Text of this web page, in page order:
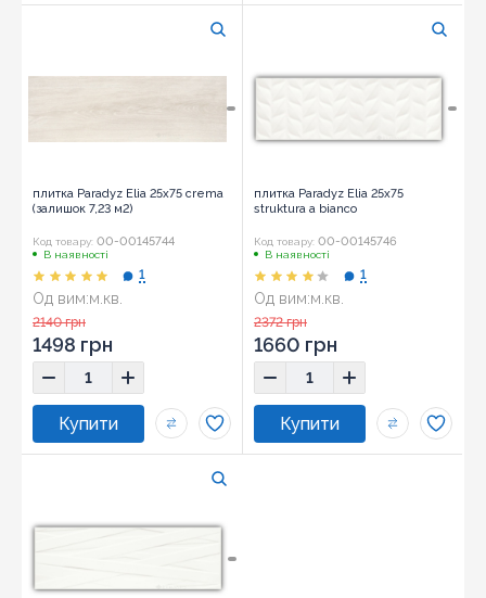
плитка Paradyz Elia 25x75 crema
(залишок 7,23 м2)
Код товару: 00-00145744
В наявності
Од вим:м.кв.
Розмір:
1
2140 грн
1498 грн
плитка Paradyz Elia 25x75
struktura a bianco
Код товару: 00-00145746
В наявності
Од вим:м.кв.
Розмір:
1
2372 грн
1660 грн